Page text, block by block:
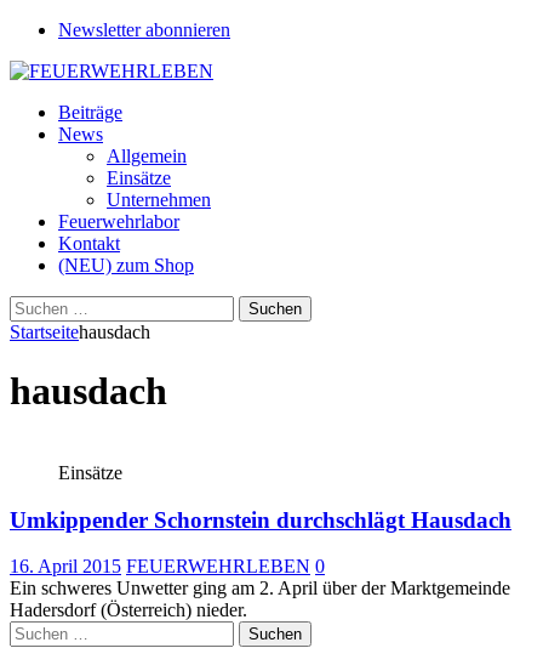
Newsletter abonnieren
Beiträge
News
Allgemein
Einsätze
Unternehmen
Feuerwehrlabor
Kontakt
(NEU) zum Shop
Suchen
nach:
Startseitehausdach
hausdach
Einsätze
Umkippender Schornstein durchschlägt Hausdach
16. April 2015 FEUERWEHRLEBEN 0
Ein schweres Unwetter ging am 2. April über der Marktgemeinde
Hadersdorf (Österreich) nieder.
Suchen
nach: